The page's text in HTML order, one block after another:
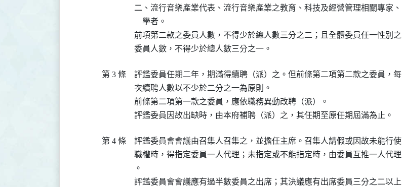
二、流行音樂產業代表、流行音樂產業之教育、科技及經營管理相關專家、
    學者。
前項第二款之委員人數，不得少於總人數三分之二；且全體委員任一性別之
委員人數，不得少於總人數三分之一。
第 3 條
評鑑委員任期二年，期滿得續聘（派）之。但前條第二項第二款之委員，每
次續聘人數以不少於二分之一為原則。
前條第二項第一款之委員，應依職務異動改聘（派）。
評鑑委員因故出缺時，由本府補聘（派）之，其任期至原任期屆滿為止。
第 4 條
評鑑委員會會議由召集人召集之，並擔任主席。召集人請假或因故未能行使
職權時，得指定委員一人代理；未指定或不能指定時，由委員互推一人代理
。
評鑑委員會會議應有過半數委員之出席；其決議應有出席委員三分之二以上